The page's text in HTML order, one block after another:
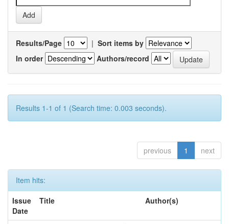
Results/Page | Sort items by
In order
Authors/record
Results 1-1 of 1 (Search time: 0.003 seconds).
previous 1 next
Item hits:
Issue
Date
Title Author(s)